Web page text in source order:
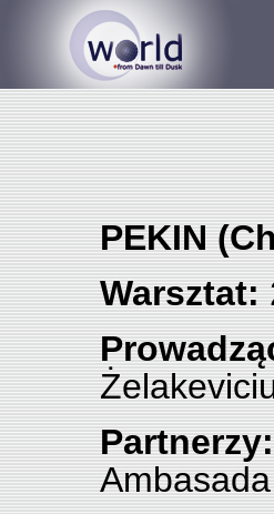
PEKIN
Warsztat:
Partnerzy: